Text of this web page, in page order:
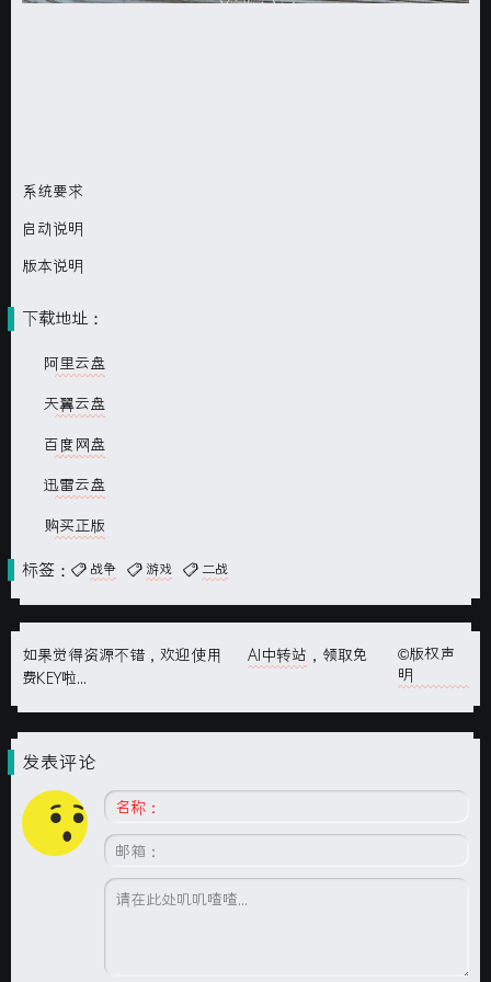
系统要求
启动说明
版本说明
下载地址：
阿里云盘
天翼云盘
百度网盘
迅雷云盘
购买正版
标签： 战争 游戏 二战
如果觉得资源不错，欢迎使用 AI中转站 ，领取免
费KEY啦...
©版权声
明
发表评论